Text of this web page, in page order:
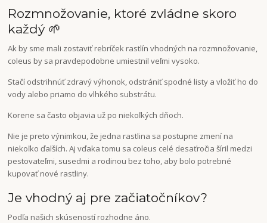
Rozmnožovanie, ktoré zvládne skoro
každý 🌱
Ak by sme mali zostaviť rebríček rastlín vhodných na rozmnožovanie,
coleus by sa pravdepodobne umiestnil veľmi vysoko.
Stačí odstrihnúť zdravý výhonok, odstrániť spodné listy a vložiť ho do
vody alebo priamo do vlhkého substrátu.
Korene sa často objavia už po niekoľkých dňoch.
Nie je preto výnimkou, že jedna rastlina sa postupne zmení na
niekoľko ďalších. Aj vďaka tomu sa coleus celé desaťročia šíril medzi
pestovateľmi, susedmi a rodinou bez toho, aby bolo potrebné
kupovať nové rastliny.
Je vhodný aj pre začiatočníkov?
Podľa našich skúseností rozhodne áno.